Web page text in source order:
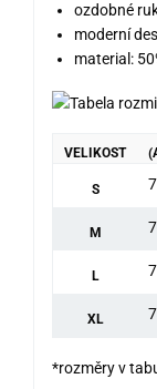
ozdobné
moderní
material:
VELIKOST
S
M
L
XL
*rozměry v